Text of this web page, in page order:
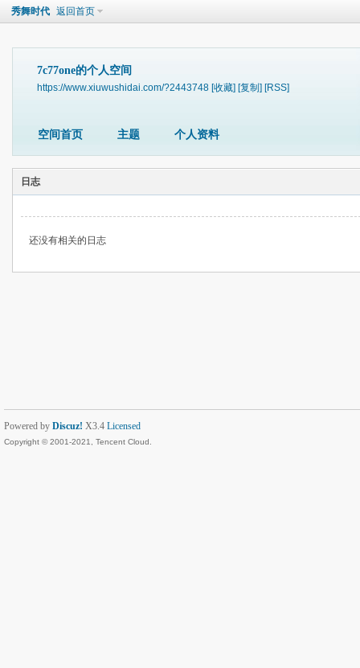
秀舞时代 返回首页
7c77one的个人空间
https://www.xiuwushidai.com/?2443748 [收藏] [复制] [RSS]
空间首页 主题 个人资料
日志
还没有相关的日志
Powered by Discuz! X3.4 Licensed
Copyright © 2001-2021, Tencent Cloud.